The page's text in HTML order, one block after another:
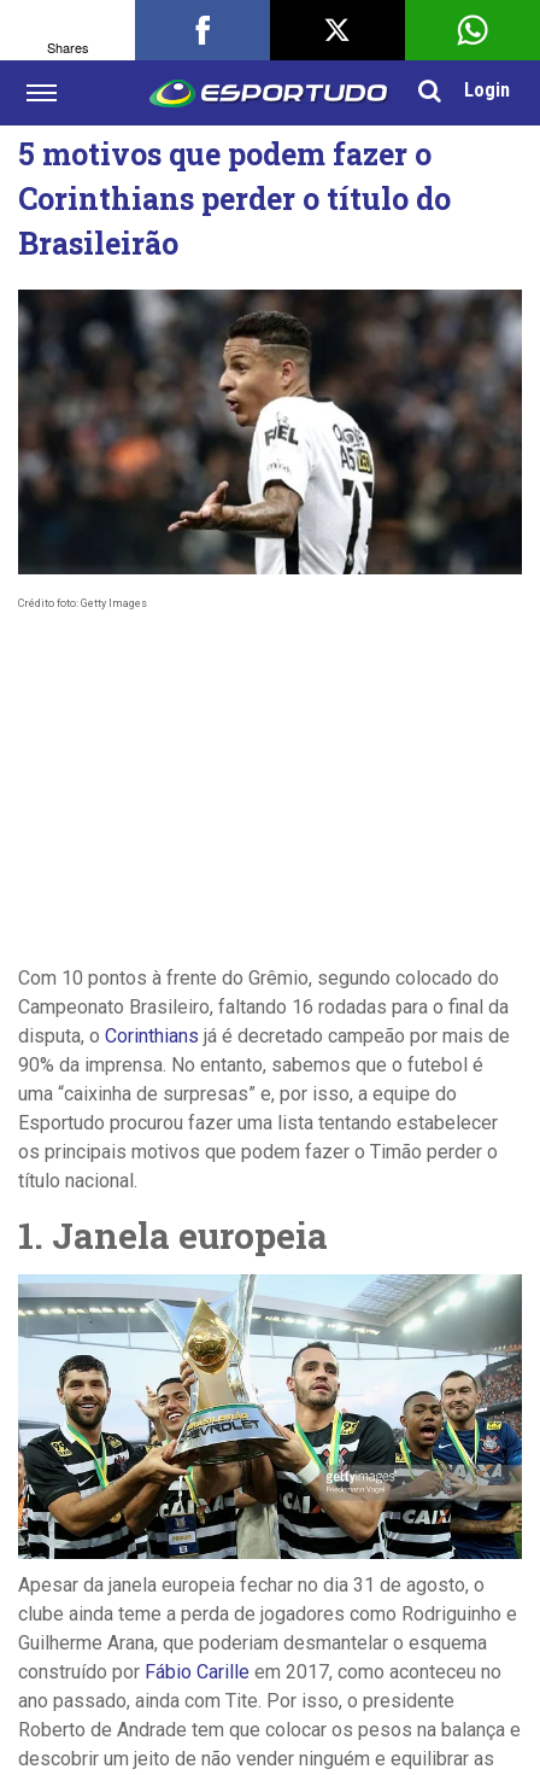
Login
5 motivos que podem fazer o
Corinthians perder o título do
Brasileirão
Crédito foto: Getty Images
Com 10 pontos à frente do Grêmio, segundo colocado do
Campeonato Brasileiro, faltando 16 rodadas para o final da
disputa, o Corinthians já é decretado campeão por mais de
90% da imprensa. No entanto, sabemos que o futebol é
uma “caixinha de surpresas” e, por isso, a equipe do
Esportudo procurou fazer uma lista tentando estabelecer
os principais motivos que podem fazer o Timão perder o
título nacional.
1. Janela europeia
Apesar da janela europeia fechar no dia 31 de agosto, o
clube ainda teme a perda de jogadores como Rodriguinho e
Guilherme Arana, que poderiam desmantelar o esquema
construído por Fábio Carille em 2017, como aconteceu no
ano passado, ainda com Tite. Por isso, o presidente
Roberto de Andrade tem que colocar os pesos na balança e
descobrir um jeito de não vender ninguém e equilibrar as
Shares